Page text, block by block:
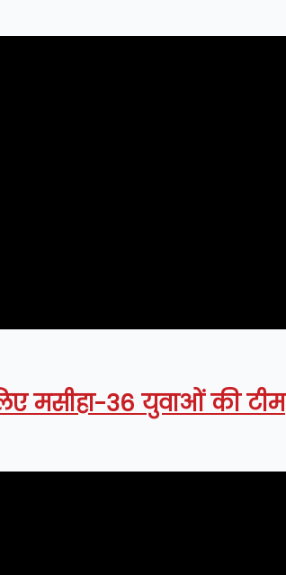
मसीहा-36 युवाओं की टीम